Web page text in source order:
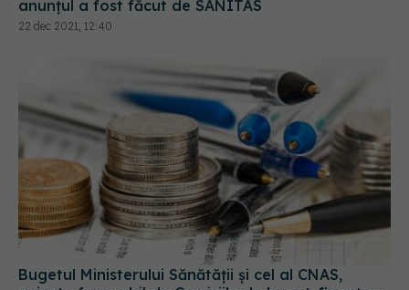
22 dec 2021, 12:40
Bugetul Ministerului Sănătății și cel al CNAS,
avizate favorabil de Comisiile de buget-finanțe